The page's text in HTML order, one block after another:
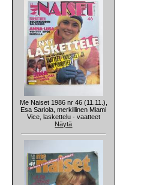
Me Naiset 1986 nr 46 (11.11.),
Esa Sariola, merkillinen Miami
Vice, laskettelu - vaatteet
Näytä